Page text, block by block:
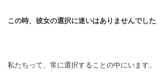
この時、彼女の選択に迷いはありませんでした
私たちって、常に選択することの中にいます。